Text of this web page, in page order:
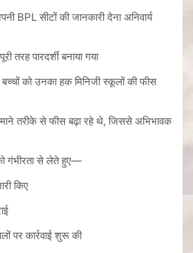
BPL सीटों की जानकारी देना अनिवार्य
तरह पारदर्शी बनाया गया
को उनका हक मिनिजी स्कूलों की फीस
तरीके से फीस बढ़ा रहे थे, जिससे अभिभावक
गंभीरता से लेते हुए—
किए
पर कार्रवाई शुरू की